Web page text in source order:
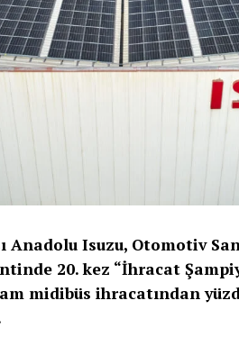
Isuzu, Otomotiv
20. kez “İhracat
midibüs ihracatından